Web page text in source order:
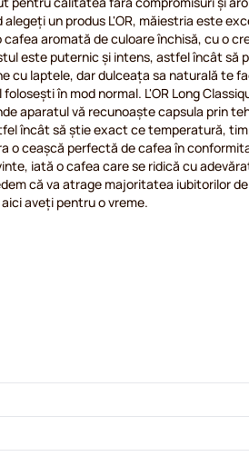
un produs L'OR, măiestria este
cafea aromată de culoare închisă, cu o
este puternic și intens, astfel încât să
cu laptele, dar dulceața sa naturală te
în mod normal. L'OR Long
aparatul vă recunoaște capsula prin
încât să știe exact ce temperatură,
o ceașcă perfectă de cafea în
iată o cafea care se ridică cu
că va atrage majoritatea iubitorilor
aveți pentru o vreme.